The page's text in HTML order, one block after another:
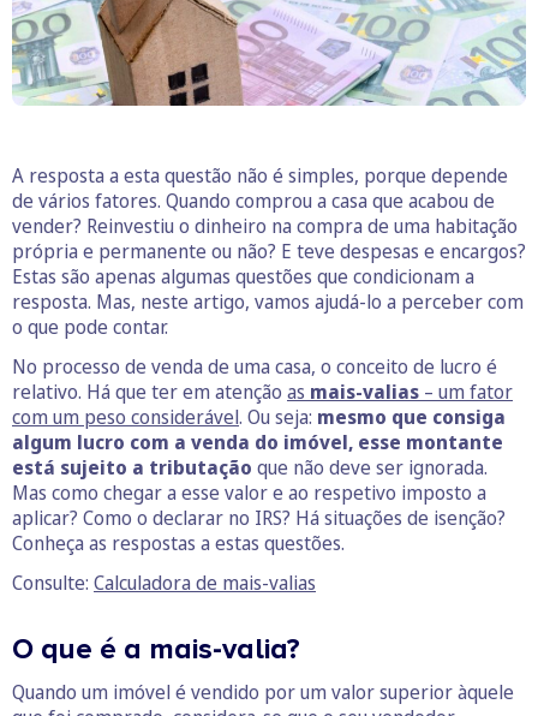
A resposta a esta questão não é simples, porque depende
de vários fatores. Quando comprou a casa que acabou de
vender? Reinvestiu o dinheiro na compra de uma habitação
própria e permanente ou não? E teve despesas e encargos?
Estas são apenas algumas questões que condicionam a
resposta. Mas, neste artigo, vamos ajudá-lo a perceber com
o que pode contar.
No processo de venda de uma casa, o conceito de lucro é
relativo. Há que ter em atenção as mais-valias – um fator
com um peso considerável. Ou seja: mesmo que consiga
algum lucro com a venda do imóvel, esse montante
está sujeito a tributação que não deve ser ignorada.
Mas como chegar a esse valor e ao respetivo imposto a
aplicar? Como o declarar no IRS? Há situações de isenção?
Conheça as respostas a estas questões.
Consulte: Calculadora de mais-valias
O que é a mais-valia?
Quando um imóvel é vendido por um valor superior àquele